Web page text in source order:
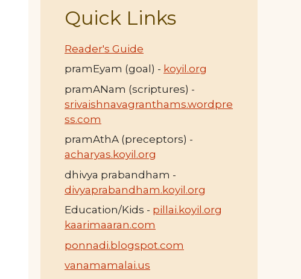
Quick Links
Reader's Guide
pramEyam (goal) - koyil.org
pramANam (scriptures) -
srivaishnavagranthams.wordpre
ss.com
pramAthA (preceptors) -
acharyas.koyil.org
dhivya prabandham -
divyaprabandham.koyil.org
Education/Kids - pillai.koyil.org
kaarimaaran.com
ponnadi.blogspot.com
vanamamalai.us